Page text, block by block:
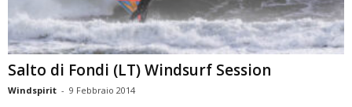
Salto di Fondi (LT) Windsurf Session
Windspirit - 9 Febbraio 2014